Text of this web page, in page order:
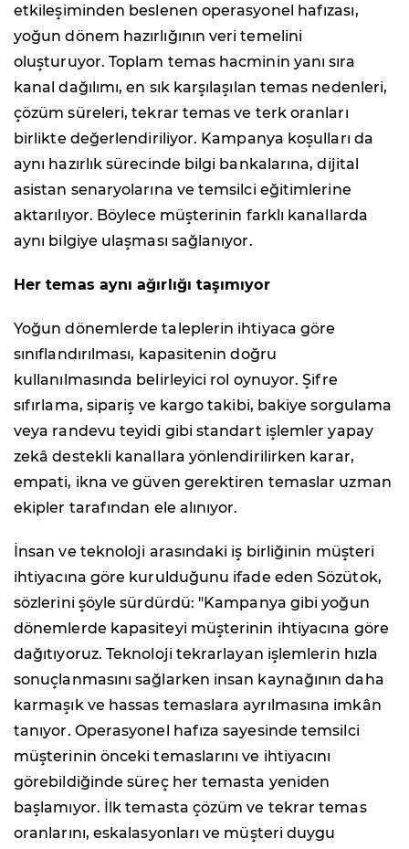
etkileşiminden beslenen operasyonel hafızası,
yoğun dönem hazırlığının veri temelini
oluşturuyor. Toplam temas hacminin yanı sıra
kanal dağılımı, en sık karşılaşılan temas nedenleri,
çözüm süreleri, tekrar temas ve terk oranları
birlikte değerlendiriliyor. Kampanya koşulları da
aynı hazırlık sürecinde bilgi bankalarına, dijital
asistan senaryolarına ve temsilci eğitimlerine
aktarılıyor. Böylece müşterinin farklı kanallarda
aynı bilgiye ulaşması sağlanıyor.
Her temas aynı ağırlığı taşımıyor
Yoğun dönemlerde taleplerin ihtiyaca göre
sınıflandırılması, kapasitenin doğru
kullanılmasında belirleyici rol oynuyor. Şifre
sıfırlama, sipariş ve kargo takibi, bakiye sorgulama
veya randevu teyidi gibi standart işlemler yapay
zekâ destekli kanallara yönlendirilirken karar,
empati, ikna ve güven gerektiren temaslar uzman
ekipler tarafından ele alınıyor.
İnsan ve teknoloji arasındaki iş birliğinin müşteri
ihtiyacına göre kurulduğunu ifade eden Sözütok,
sözlerini şöyle sürdürdü: "Kampanya gibi yoğun
dönemlerde kapasiteyi müşterinin ihtiyacına göre
dağıtıyoruz. Teknoloji tekrarlayan işlemlerin hızla
sonuçlanmasını sağlarken insan kaynağının daha
karmaşık ve hassas temaslara ayrılmasına imkân
tanıyor. Operasyonel hafıza sayesinde temsilci
müşterinin önceki temaslarını ve ihtiyacını
görebildiğinde süreç her temasta yeniden
başlamıyor. İlk temasta çözüm ve tekrar temas
oranlarını, eskalasyonları ve müşteri duygu